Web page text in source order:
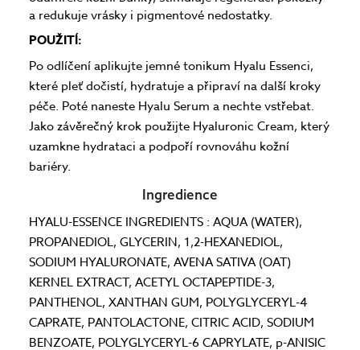
a redukuje vrásky i pigmentové nedostatky.
POUŽITÍ:
Po odlíčení aplikujte jemné tonikum Hyalu Essenci,
které pleť dočistí, hydratuje a připraví na další kroky
péče. Poté naneste Hyalu Serum a nechte vstřebat.
Jako závěrečný krok použijte Hyaluronic Cream, který
uzamkne hydrataci a podpoří rovnováhu kožní
bariéry.
Ingredience
HYALU-ESSENCE INGREDIENTS : AQUA (WATER),
PROPANEDIOL, GLYCERIN, 1,2-HEXANEDIOL,
SODIUM HYALURONATE, AVENA SATIVA (OAT)
KERNEL EXTRACT, ACETYL OCTAPEPTIDE-3,
PANTHENOL, XANTHAN GUM, POLYGLYCERYL-4
CAPRATE, PANTOLACTONE, CITRIC ACID, SODIUM
BENZOATE, POLYGLYCERYL-6 CAPRYLATE, p-ANISIC